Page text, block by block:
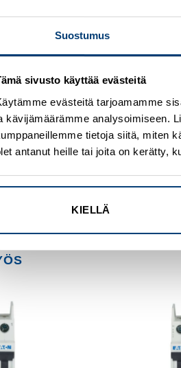
Suostumus
sivusto käyttää evästeitä
evästeitä tarjoamamme
kävijämäärämme analysoimiseen.
tietoja siitä, miten
antanut heille tai joita on kerätty,
KIELLÄ
DEPTH